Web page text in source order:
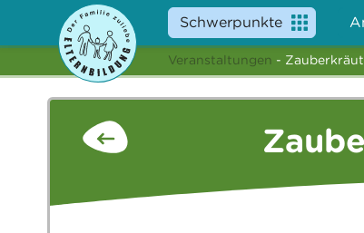
Schwerpunkte
Veranstaltungen -